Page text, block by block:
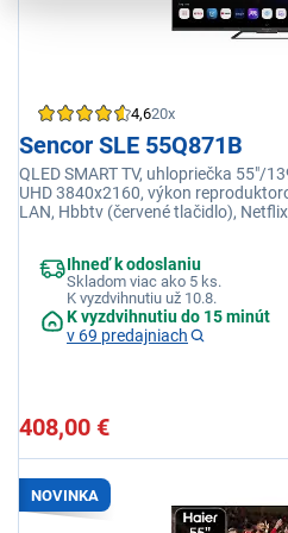
4,620x
Sencor SLE 55Q871B
QLED SMART TV, uhlopriečka 55"/
UHD 3840x2160, výkon
LAN, Hbbtv (červené tlačidlo),
Ihneď k odoslaniu
Skladom viac ako 5 ks.
K vyzdvihnutiu už 10.8.
K vyzdvihnutiu do 15 minút
v 69 predajniach
408,00 €
NOVINKA